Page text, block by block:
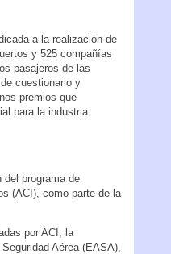
a la realización de
y 525 compañías
pasajeros de las
cuestionario y
premios que
para la industria
del programa de
(ACI), como parte de la
por ACI, la
Aérea (EASA),